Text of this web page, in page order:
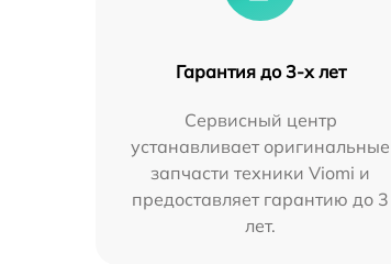
Гарантия до 3-х лет
Сервисный центр
устанавливает оригинальные
запчасти техники Viomi и
предоставляет гарантию до 3
лет.